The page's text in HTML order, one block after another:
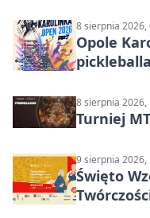
8 sierpnia 2026,
Opole
pickleballa
8 sierpnia 2026,
Turniej
9 sierpnia 2026,
Święto